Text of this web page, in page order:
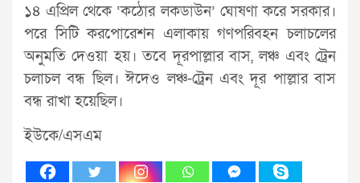
১৪ এপ্রিল থেকে ‘কঠোর লকডাউন’ ঘোষণা করে সরকার।
পরে সিটি করপোরেশন এলাকায় গণপরিবহন চলাচলের
অনুমতি দেওয়া হয়। তবে দূরপাল্লার বাস, লঞ্চ এবং ট্রেন
চলাচল বন্ধ ছিল। ঈদেও লঞ্চ-ট্রেন এবং দূর পাল্লার বাস
বন্ধ রাখা হয়েছিল।
ইউকে/এসএম